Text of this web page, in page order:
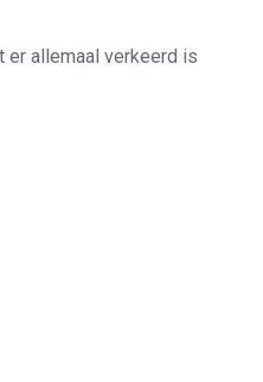
er allemaal verkeerd is